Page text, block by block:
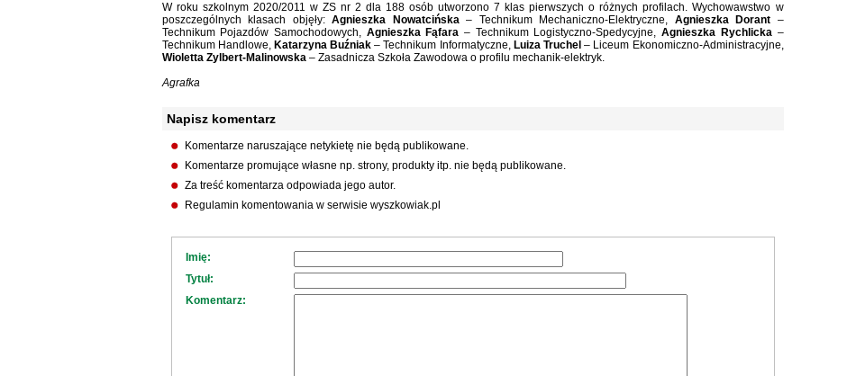
W roku szkolnym 2020/2011 w ZS nr 2 dla 188 osób utworzono 7 klas pierwszych o różnych profilach. Wychowawstwo w
poszczególnych klasach objęły: Agnieszka Nowatcińska– Technikum Mechaniczno-Elektryczne, Agnieszka Dorant –
Technikum Pojazdów Samochodowych, Agnieszka Fąfara – Technikum Logistyczno-Spedycyjne,Agnieszka Rychlicka–
Technikum Handlowe, Katarzyna Buźniak – Technikum Informatyczne, Luiza Truchel– Liceum Ekonomiczno-Administracyjne,
Wioletta Zylbert-Malinowska– Zasadnicza Szkoła Zawodowa o profilu mechanik-elektryk.
Agrafka
Napisz komentarz
Komentarze naruszające netykietę nie będą publikowane.
Komentarze promujące własne np. strony, produkty itp. nie będą publikowane.
Za treść komentarza odpowiada jego autor.
Regulamin komentowania w serwisie wyszkowiak.pl
Imię:
Tytuł:
Komentarz: